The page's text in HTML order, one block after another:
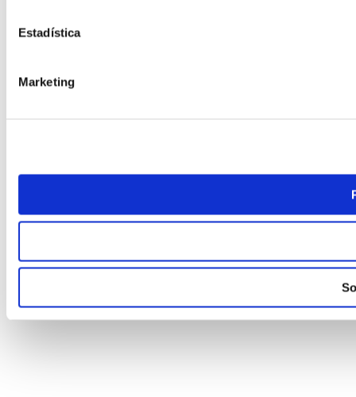
Estadística
Marketing